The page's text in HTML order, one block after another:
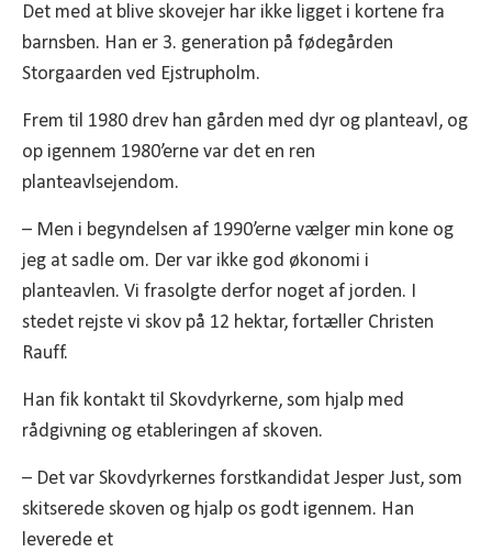
Det med at blive skovejer har ikke ligget i kortene fra
barnsben. Han er 3. generation på fødegården
Storgaarden ved Ejstrupholm.
Frem til 1980 drev han gården med dyr og planteavl, og
op igennem 1980’erne var det en ren
planteavlsejendom.
– Men i begyndelsen af 1990’erne vælger min kone og
jeg at sadle om. Der var ikke god økonomi i
planteavlen. Vi frasolgte derfor noget af jorden. I
stedet rejste vi skov på 12 hektar, fortæller Christen
Rauff.
Han fik kontakt til Skovdyrkerne, som hjalp med
rådgivning og etableringen af skoven.
– Det var Skovdyrkernes forstkandidat Jesper Just, som
skitserede skoven og hjalp os godt igennem. Han
leverede et